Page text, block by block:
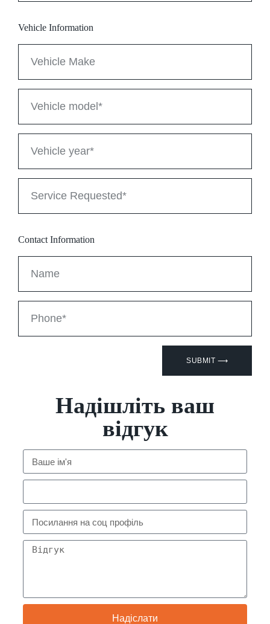
Vehicle Information
Contact Information
SUBMIT ⟶
Надішліть ваш
відгук
Надіслати